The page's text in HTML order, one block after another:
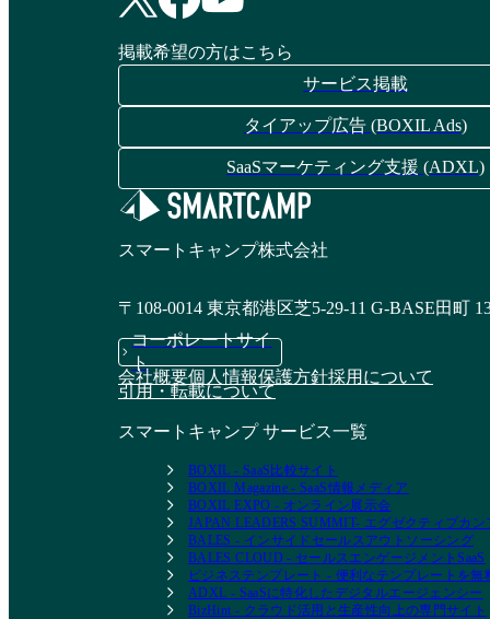
掲載希望の方はこちら
サービス掲載
タイアップ広告 (BOXIL Ads)
SaaSマーケティング支援 (ADXL)
スマートキャンプ株式会社
〒108-0014 東京都港区芝5-29-11 G-BASE田町
コーポレートサイ
ト
会社概要個人情報保護方針採用について
引用・転載について
スマートキャンプ サービス一覧
BOXIL - SaaS比較サイト
BOXIL Magazine - SaaS情報メディア
BOXIL EXPO - オンライン展示会
JAPAN LEADERS SUMMIT- エグゼクティブカン
BALES - インサイドセールスアウトソーシング
BALES CLOUD - セールスエンゲージメントSaaS
ビジネステンプレート - 便利なテンプレートを無
ADXL - SaaSに特化したデジタルエージェンシー
BizHint - クラウド活用と生産性向上の専門サイト